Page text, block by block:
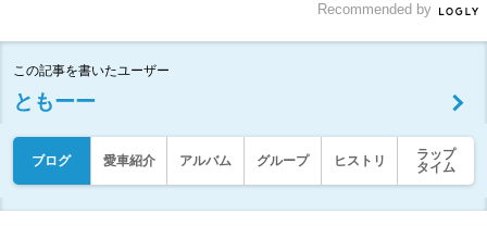
Recommended by
この記事を書いたユーザー
ともーー
ブログ 愛車紹介 アルバム グループ ヒストリ
ラップ
タイム